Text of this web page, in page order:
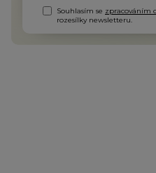
Souhlasím se zpracováním
rozesílky newsletteru.